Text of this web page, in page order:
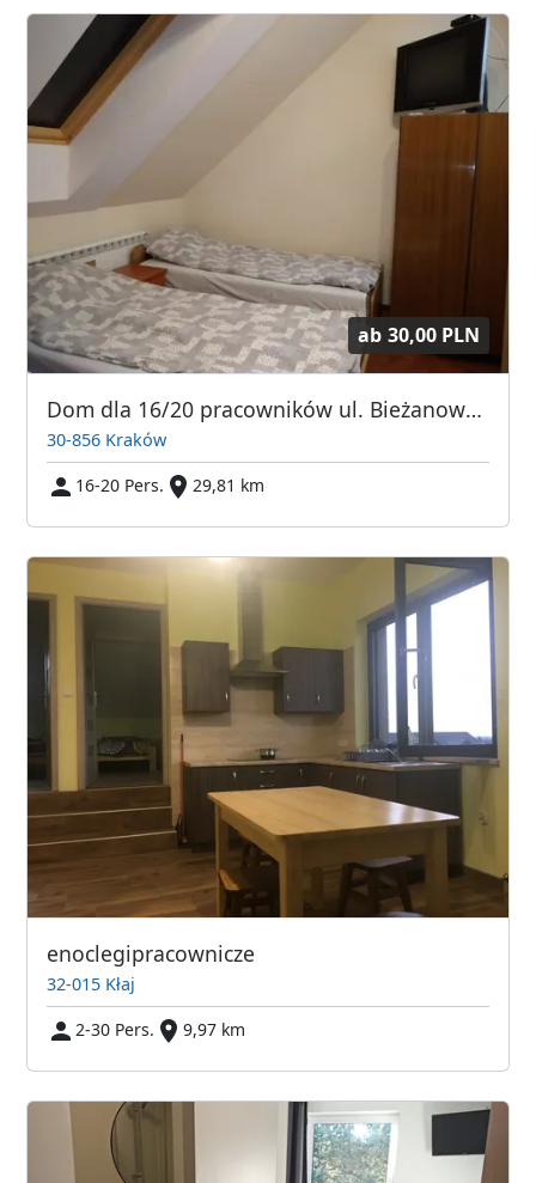
ab 30,00 PLN
Dom dla 16/20 pracowników ul. Bieżanowska
30-856 Kraków
16-20 Pers.
29,81 km
enoclegipracownicze
32-015 Kłaj
2-30 Pers.
9,97 km